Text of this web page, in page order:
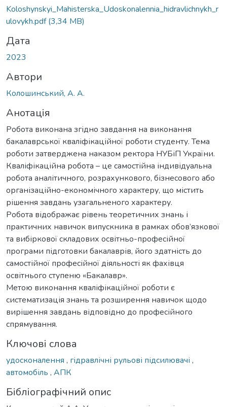
Koloshynskyi_Mahisterska_Udoskonalennia_hidravlichnykh_r
ulovykh.pdf(3,34 MB)
Дата
2023
Автори
Колошинський, А. А.
Анотація
Робота виконана згідно завдання на виконання
бакалаврської кваліфікаційної роботи студенту. Тема
роботи затверджена наказом ректора НУБіП України.
Кваліфікаційна робота – це самостійна індивідуальна
робота аналітичного, розрахункового, бізнесового або
організаційно-економічного характеру, що містить
рішення завдань узагальненого характеру.
Робота відображає рівень теоретичних знань і
практичних навичок випускника в рамках обов’язкової
та вибіркової складових освітньо-професійної
програми підготовки бакалаврів, його здатність до
самостійної професійної діяльності як фахівця
освітнього ступеню «Бакалавр».
Метою виконання кваліфікаційної роботи є
систематизація знань та розширення навичок щодо
вирішення завдань відповідно до професійного
спрямування.
Ключові слова
удосконалення , гідравлічні рульові підсилювачі ,
автомобіль , АПК
Бібліографічний опис